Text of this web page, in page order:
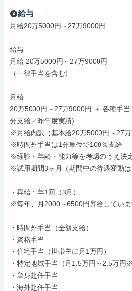
給与
月給20万5000円～27万9000円
給与
月給 20万5000円～27万9000円
（一律手当を含む）
月給
20万5000円～27万9000円 ＋ 各種手
分支給／昨年度実績)
※月給内訳（基本給20万5000円～27万
※時間外手当は1分単位で100％支給
※経験・年齢・能力等を考慮のうえ決
※試用期間3ヶ月（期間中の待遇変動は
・昇給：年1回（3月）
※毎年、月2000～6500円昇給していま
・時間外手当（全額支給）
・資格手当
・住宅手当（世帯主に月1万円）
・特定地域手当（月1.5万円～2.5万円
・単身赴任手当
・海外赴任手当